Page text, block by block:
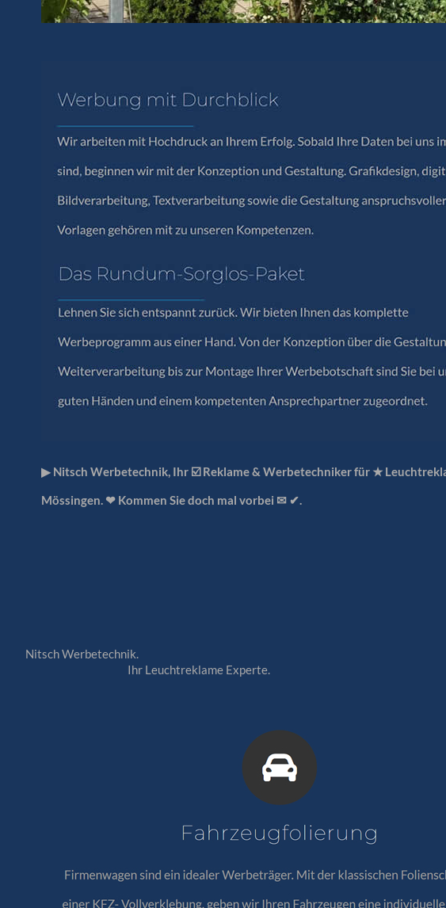
▶︎ Nitsch Werbetechnik, Ihr ☑️ Reklame & Werbetechniker für ★
Mössingen. ❤ Kommen Sie doch mal vorbei ✉ ✔.
Nitsch Werbetechnik.
Ihr Leuchtreklame Experte.